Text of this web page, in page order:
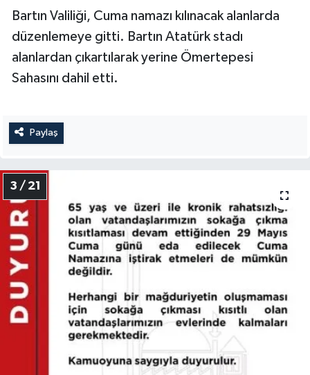
Bartın Valiliği, Cuma namazı kılınacak alanlarda
düzenlemeye gitti. Bartın Atatürk stadı
alanlardan çıkartılarak yerine Ömertepesi
Sahasını dahil etti.
Paylaş
3 / 21